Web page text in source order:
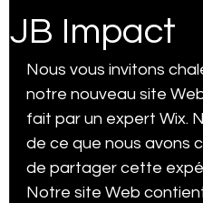
SEO Local Québec
Expert Wix Trucs et
Google analytique trucs
JB Impact
Nous vous invitons
notre nouveau site
fait par un expert Wix.
de ce que nous avons
de partager cette
Notre site Web